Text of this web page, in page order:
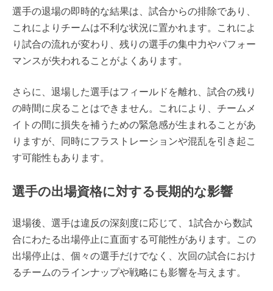
選手の退場の即時的な結果は、試合からの排除であり、
これによりチームは不利な状況に置かれます。これによ
り試合の流れが変わり、残りの選手の集中力やパフォー
マンスが失われることがよくあります。
さらに、退場した選手はフィールドを離れ、試合の残り
の時間に戻ることはできません。これにより、チームメ
イトの間に損失を補うための緊急感が生まれることがあ
りますが、同時にフラストレーションや混乱を引き起こ
す可能性もあります。
選手の出場資格に対する長期的な影響
退場後、選手は違反の深刻度に応じて、1試合から数試
合にわたる出場停止に直面する可能性があります。この
出場停止は、個々の選手だけでなく、次回の試合におけ
るチームのラインナップや戦略にも影響を与えます。